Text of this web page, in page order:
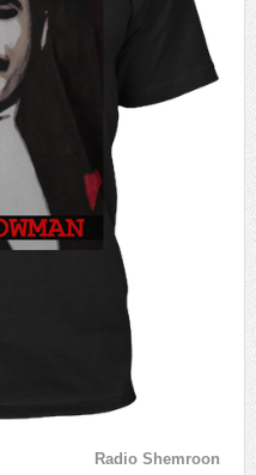
Radio Shemroon